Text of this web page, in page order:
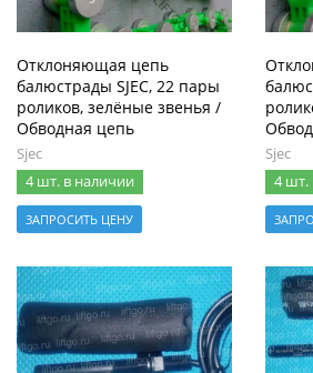
Отклоняющая цепь
балюстрады SJEC, 22 пары
роликов, зелёные звенья /
Обводная цепь
Sjec
4 шт. в наличии
ЗАПРОСИТЬ ЦЕНУ
Sjec
4 шт.